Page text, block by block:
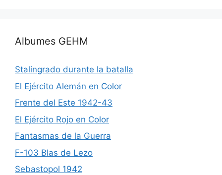
Albumes GEHM
Stalingrado durante la batalla
El Ejército Alemán en Color
Frente del Este 1942-43
El Ejército Rojo en Color
Fantasmas de la Guerra
F-103 Blas de Lezo
Sebastopol 1942